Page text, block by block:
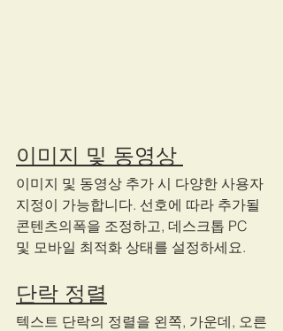
이미지 및 동영상
이미지 및 동영상 추가 시 다양한 사용자
지정이 가능합니다. 선호에 따라 추가될
콘텐츠의폭을 조정하고, 데스크톱 PC
및 모바일 최적화 상태를 설정하세요.
단락 정렬
텍스트 단락의 정렬을 왼쪽, 가운데, 오른